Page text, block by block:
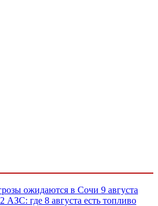
ожидаются в Сочи 9 августа
АЗС: где 8 августа есть топливо